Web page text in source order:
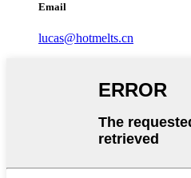
Email
lucas@hotmelts.cn